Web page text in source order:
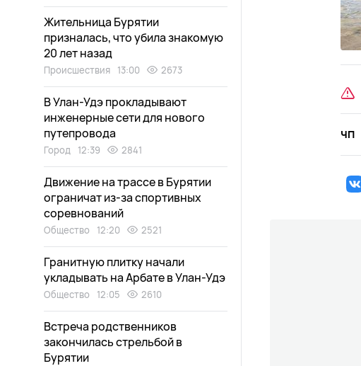
ЧП
Жительница Бурятии
призналась, что убила знакомую
20 лет назад
Происшествия 13:00 2673
В Улан-Удэ прокладывают
инженерные сети для нового
путепровода
Город 12:39 2841
Движение на трассе в Бурятии
ограничат из-за спортивных
соревнований
Общество 12:20 2521
Гранитную плитку начали
укладывать на Арбате в Улан-Удэ
Общество 12:05 2610
Встреча родственников
закончилась стрельбой в
Бурятии